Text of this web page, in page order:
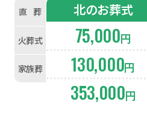
直葬
火葬式
家族葬
北のお葬式
75,000円
130,000円
353,000円